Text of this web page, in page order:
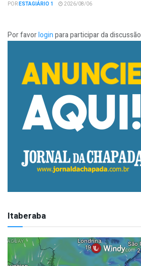
PORESTAGIÁRIO 1 2026/08/06
Por favorloginpara participar da discussão
Itaberaba